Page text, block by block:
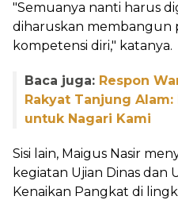
"Semuanya nanti harus
diharuskan membangun
kompetensi diri," katanya.
Baca juga: Respon
Rakyat Tanjung Alam:
untuk Nagari Kami
Sisi lain, Maigus Nasir
kegiatan Ujian Dinas dan
Kenaikan Pangkat di